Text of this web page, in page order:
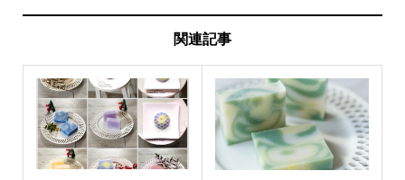
関連記事